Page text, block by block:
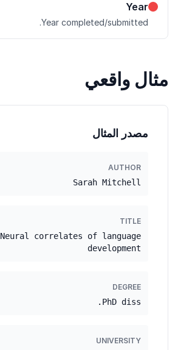
Year
Year completed/submitted.
مثال واقعي
مصدر المثال
AUTHOR
Sarah Mitchell
TITLE
Neural correlates of language
development
DEGREE
PhD diss.
UNIVERSITY